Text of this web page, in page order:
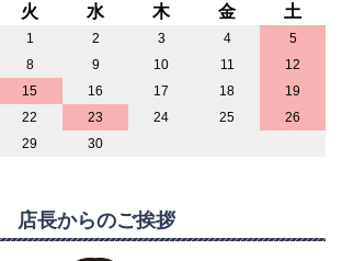
火 水 木 金 土
1 2 3 4
5
8 9 10 11
12
15 16 17 18
19
22 23 24 25
26
29 30
店長からのご挨拶